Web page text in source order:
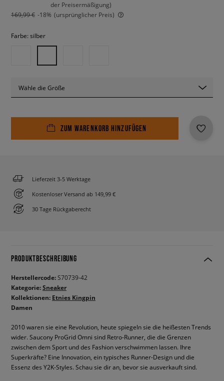
der Preisermäßigung)
169,99 € -18% (ursprünglicher Preis)
Farbe: silber
Wähle die Größe
ZUM WARENKORB HINZUFÜGEN
Lieferzeit 3-5 Werktage
Kostenloser Versand ab 149,99 €
30 Tage Rückgaberecht
PRODUKTBESCHREIBUNG
Herstellercode:S70739-42
Kategorie:Sneaker
Kollektionen: Etnies Kingpin
Damen
2010 waren sie eine Revolution, heute spiegeln sie die heißesten Trends
wider. Saucony ProGrid Omni sind Retro-Runner, die die Grenzen
zwischen dem Sport und des Fashion verschwimmen lassen. Ihre
Superkräfte? Eine Innovation, ein typisches Runner-Design und die
Essenz des Y2K-Styles. Schau sie dir an, bevor sie ausverkauft sind.